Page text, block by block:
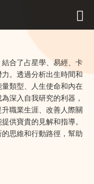
合了占星學、易經、卡
。透過分析出生時間和
類型、人生使命和內在
深入自我研究的利器，
職業生涯、改善人際關
供寶貴的見解和指導。
思維和行動路徑，幫助